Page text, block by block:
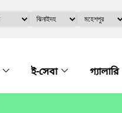
ই-সেবা গ্যালারি